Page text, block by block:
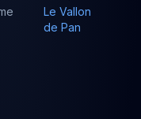
Le Vallon
de Pan